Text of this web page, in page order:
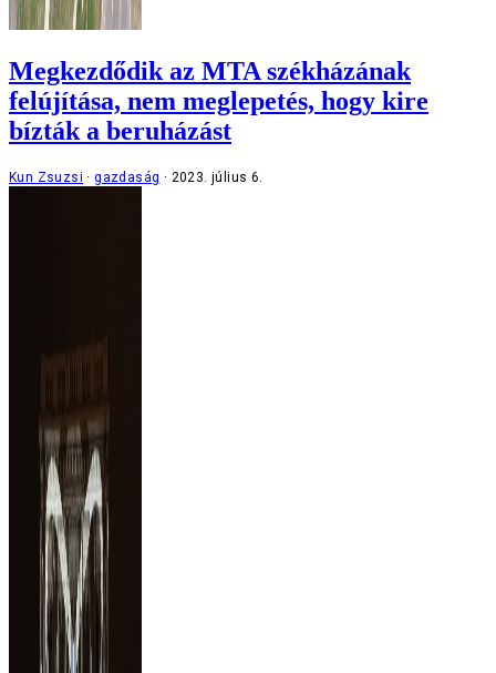
Megkezdődik az MTA székházának
felújítása, nem meglepetés, hogy kire
bízták a beruházást
Kun Zsuzsi gazdaság 2023. július 6.